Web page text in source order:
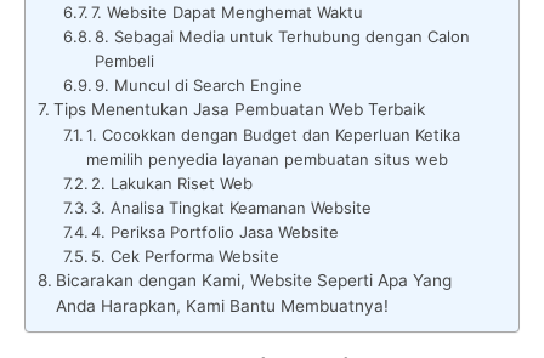
7. Website Dapat Menghemat Waktu
8. Sebagai Media untuk Terhubung dengan Calon
Pembeli
9. Muncul di Search Engine
Tips Menentukan Jasa Pembuatan Web Terbaik
1. Cocokkan dengan Budget dan Keperluan Ketika
memilih penyedia layanan pembuatan situs web
2. Lakukan Riset Web
3. Analisa Tingkat Keamanan Website
4. Periksa Portfolio Jasa Website
5. Cek Performa Website
Bicarakan dengan Kami, Website Seperti Apa Yang
Anda Harapkan, Kami Bantu Membuatnya!